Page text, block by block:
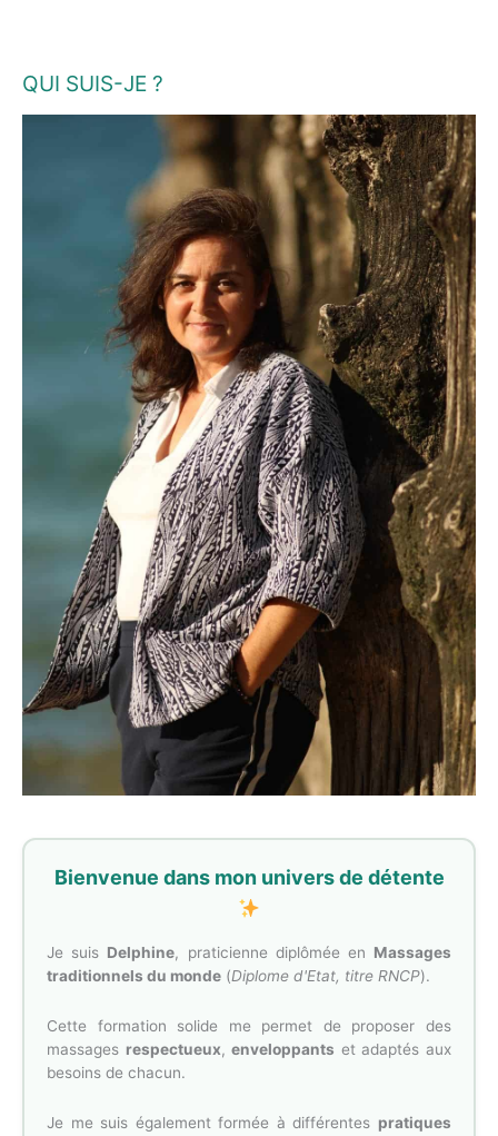
QUI SUIS-JE ?
Bienvenue dans mon univers de détente
Je suis Delphine, praticienne diplômée en Massages
traditionnels du monde (Diplome d'Etat, titre RNCP).
Cette formation solide me permet de proposer des
massages respectueux,enveloppants et adaptés aux
besoins de chacun.
Je me suis également formée à différentes pratiques